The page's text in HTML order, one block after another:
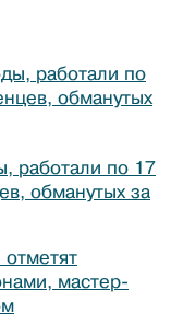
работали по 17
обманутых за